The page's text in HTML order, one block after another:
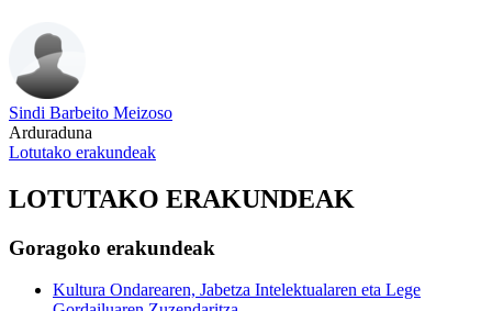
Sindi Barbeito Meizoso
Arduraduna
Lotutako erakundeak
LOTUTAKO ERAKUNDEAK
Goragoko erakundeak
Kultura Ondarearen, Jabetza Intelektualaren eta Lege